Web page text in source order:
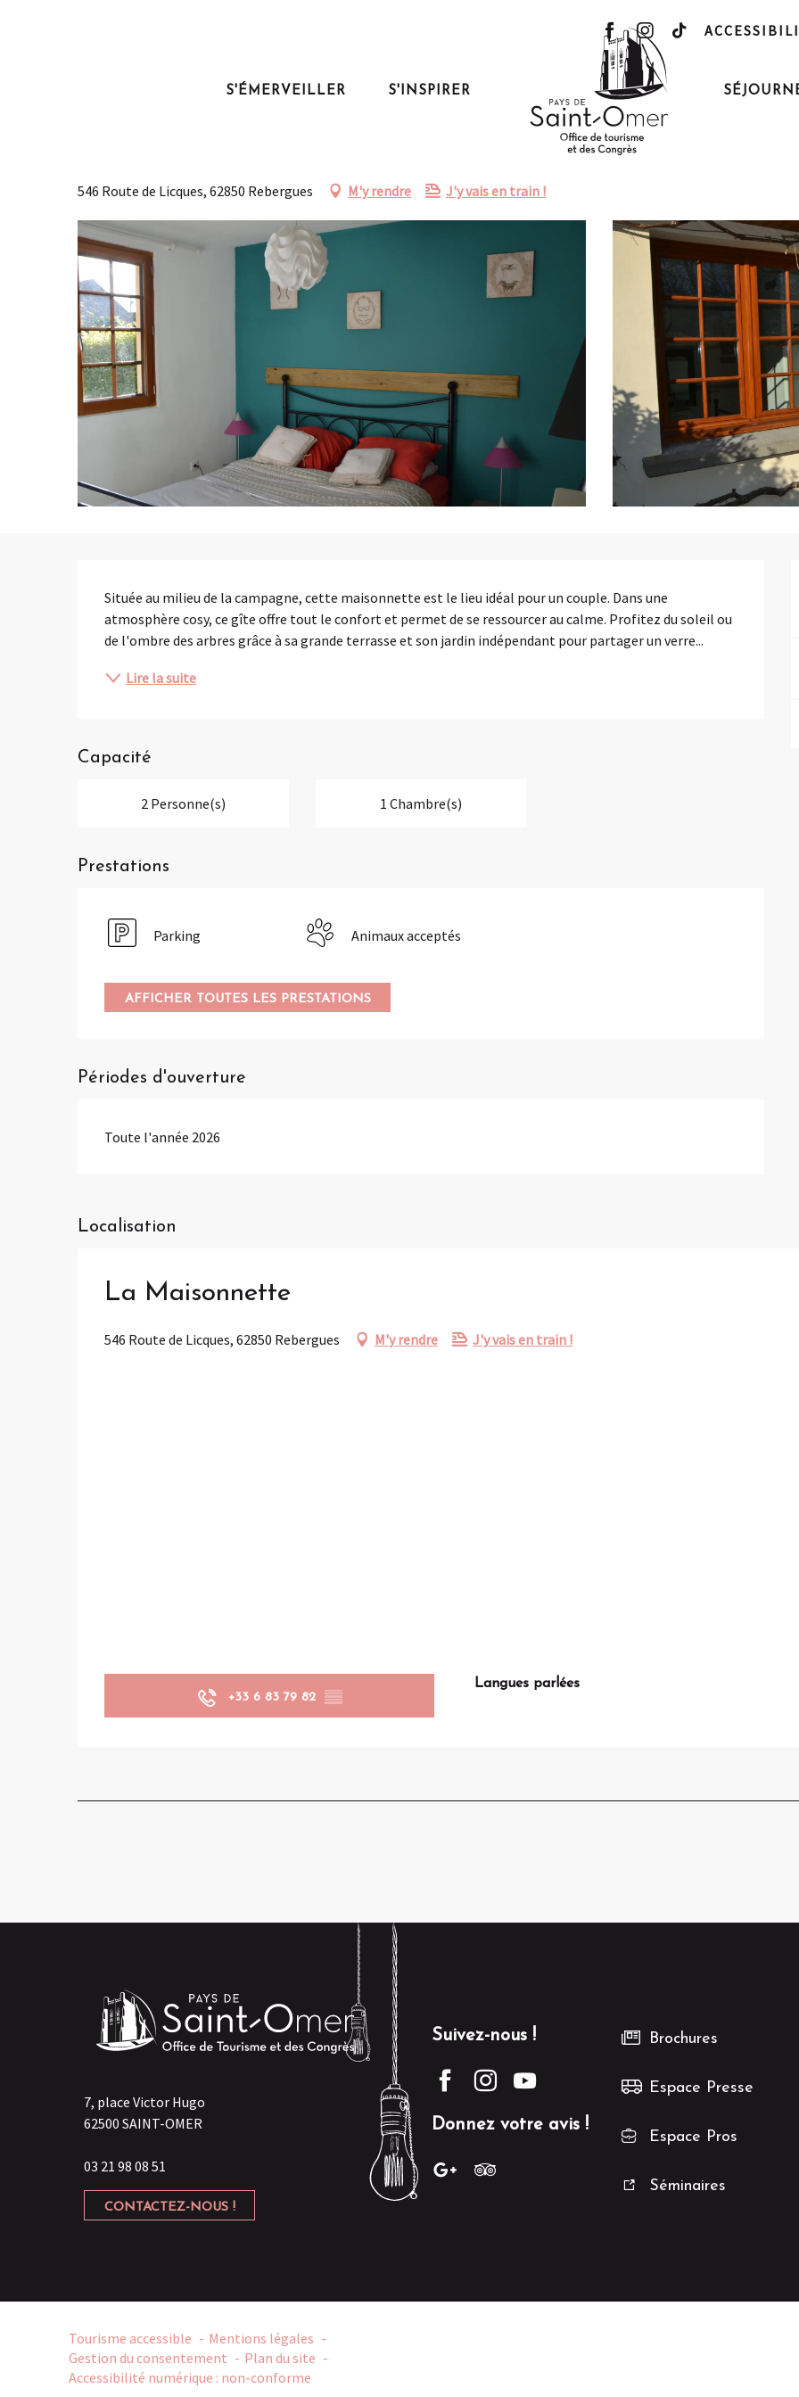
S'ÉMERVEILLER S'INSPIRER
546 Route de Licques, 62850 Rebergues M'y rendre J'y vais en train !
Située au milieu de la campagne, cette maisonnette est le lieu idéal pour un couple. Dans une
atmosphère cosy, ce gîte offre tout le confort et permet de se ressourcer au calme. Profitez du soleil ou
de l'ombre des arbres grâce à sa grande terrasse et son jardin indépendant pour partager un verre...
Lire la suite
Capacité
2 Personne(s) 1 Chambre(s)
Prestations
Parking Animaux acceptés
AFFICHER TOUTES LES PRESTATIONS
Périodes d'ouverture
Toute l'année 2026
Localisation
La Maisonnette
546 Route de Licques, 62850 Rebergues M'y rendre J'y vais en train !
+33 6 83 79 82 ▒▒
Langues parlées
Langues parlées
7, place Victor Hugo
62500 SAINT-OMER
03 21 98 08 51
CONTACTEZ-NOUS !
Suivez-nous !
Donnez votre avis !
Brochures
Espace Presse
Espace Pros
Séminaires
Tourisme accessible
Mentions légales
Gestion du consentement
Plan du site
Accessibilité numérique : non-conforme